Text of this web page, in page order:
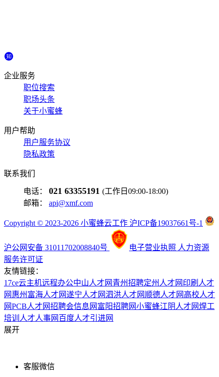
企业服务
职位搜索
职场头条
关于小蜜蜂
用户帮助
用户服务协议
隐私政策
联系我们
电话： 021 63355191 (工作日09:00-18:00)
邮箱： api@xmf.com
Copyright © 2023-2026 小蜜蜂云工作 沪ICP备19037661号-1
沪公网安备 31011702008840号 电子营业执照 人力资源
服务许可证
友情链接：
17ce云主机远程办公中山人才网 青州招聘定州人才网 印刷人才
网 惠州富海人才网遂宁人才网泗洪人才网 顺德人才网 高校人才
网PCB人才网招聘会信息网 富阳招聘网小蜜蜂江阴人才网焊工
培训 人才人事网 百度人才引进网
展开
客服微信